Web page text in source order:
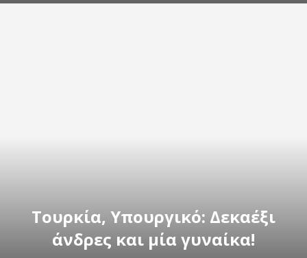
Τουρκία, Υπουργικό: Δεκαέξι
άνδρες και μία γυναίκα!